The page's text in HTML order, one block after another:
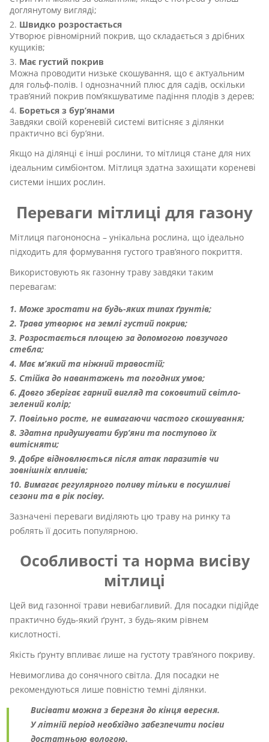
доглянутому вигляді;
Швидко розростається
Утворює рівномірний покрив, що складається з дрібних
кущиків;
Має густий покрив
Можна проводити низьке скошування, що є актуальним
для гольф-полів. І однозначний плюс для садів, оскільки
трав’яний покрив пом’якшуватиме падіння плодів з дерев;
Бореться з бур’янами
Завдяки своїй кореневій системі витісняє з ділянки
практично всі бур’яни.
Якщо на ділянці є інші рослини, то мітлиця стане для них
ідеальним симбіонтом. Мітлиця здатна захищати кореневі
системи інших рослин.
Переваги мітлиці для газону
Мітлиця пагононосна – унікальна рослина, що ідеально
підходить для формування густого трав’яного покриття.
Використовують як газонну траву завдяки таким
перевагам:
Може зростати на будь-яких типах ґрунтів;
Трава утворює на землі густий покрив;
Розростається площею за допомогою повзучого
стебла;
Має м’який та ніжний травостій;
Стійка до навантажень та погодних умов;
Довго зберігає гарний вигляд та соковитий світло-
зелений колір;
Повільно росте, не вимагаючи частого скошування;
Здатна придушувати бур’яни та поступово їх
витісняти;
Добре відновлюється після атак паразитів чи
зовнішніх впливів;
Вимагає регулярного поливу тільки в посушливі
сезони та в рік посіву.
Зазначені переваги виділяють цю траву на ринку та
роблять її досить популярною.
Особливості та норма висіву
мітлиці
Цей вид газонної трави невибагливий. Для посадки підійде
практично будь-який ґрунт, з будь-яким рівнем
кислотності.
Якість ґрунту впливає лише на густоту трав’яного покриву.
Невимоглива до сонячного світла. Для посадки не
рекомендуються лише повністю темні ділянки.
Висівати можна з березня до кінця вересня.
У літній період необхідно забезпечити посіви
достатньою вологою.